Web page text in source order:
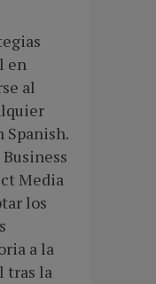
en
al
Spanish.
Media
los
a la
tras la